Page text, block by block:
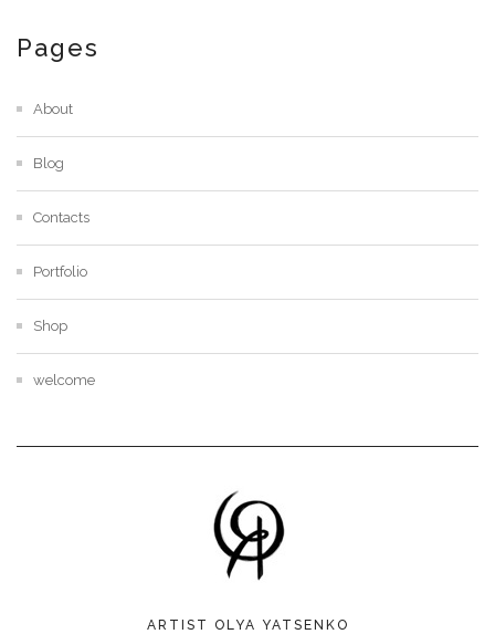
Pages
About
Blog
Contacts
Portfolio
Shop
welcome
ARTIST OLYA YATSENKO